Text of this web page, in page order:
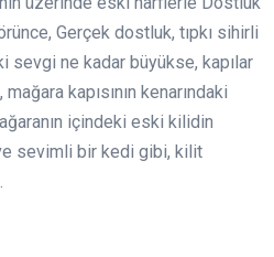
Gerçek dostluk, tıpkı sihirli
sevgi ne kadar büyükse, kapılar
kapısının kenarındaki
içindeki eski kilidin
sevimli bir kedi gibi, kilit